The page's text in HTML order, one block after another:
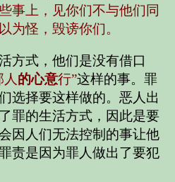
事上，见你们不与他们同
为怪，毁谤你们。
方式，他们是没有借口
人 的心意行”这样的事。罪
选择要这样做的。恶人出
罪的生活方式，因此是要
因人们无法控制的事让他
责是因为罪人做出了要犯